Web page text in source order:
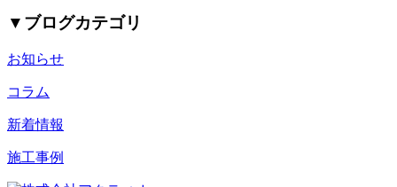
▼ ブログカテゴリ
お知らせ
コラム
新着情報
施工事例